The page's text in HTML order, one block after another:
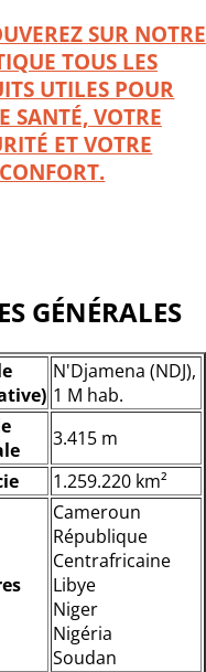
SUR NOTRE
TOUS LES
UTILES POUR
SANTÉ, VOTRE
ET VOTRE
CONFORT.
GÉNÉRALES
N'Djamena (NDJ),
1 M hab.
3.415 m
1.259.220 km²
Cameroun
République
Centrafricaine
Libye
Niger
Nigéria
Soudan